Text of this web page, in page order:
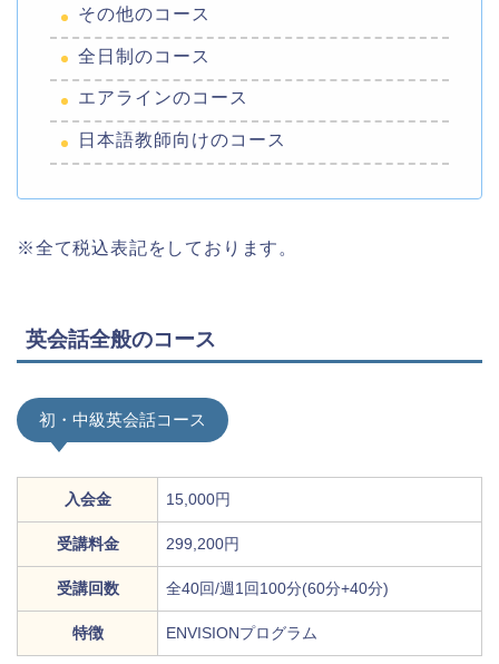
その他のコース
全日制のコース
エアラインのコース
日本語教師向けのコース
※全て税込表記をしております。
英会話全般のコース
初・中級英会話コース
入会金 15,000円
受講料金 299,200円
受講回数 全40回/週1回100分(60分+40分)
特徴 ENVISIONプログラム